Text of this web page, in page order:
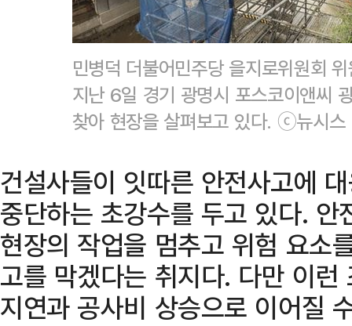
민병덕 더불어민주당 을지로위원회
지난 6일 경기 광명시 포스코이앤씨
찾아 현장을 살펴보고 있다. ⓒ뉴시스
건설사들이 잇따른 안전사고에
중단하는 초강수를 두고 있다.
현장의 작업을 멈추고 위험 요소
고를 막겠다는 취지다. 다만 이
지연과 공사비 상승으로 이어질